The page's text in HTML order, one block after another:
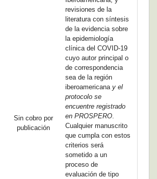
Sin cobro por
publicación
revisiones de la
literatura con síntesis
de la evidencia sobre
la epidemiología
clínica del COVID-19
cuyo autor principal o
de correspondencia
sea de la región
iberoamericana y el
protocolo se
encuentre registrado
en PROSPERO
Cualquier manuscrito
que cumpla con estos
criterios será
sometido a un
proceso de
evaluación de tipo